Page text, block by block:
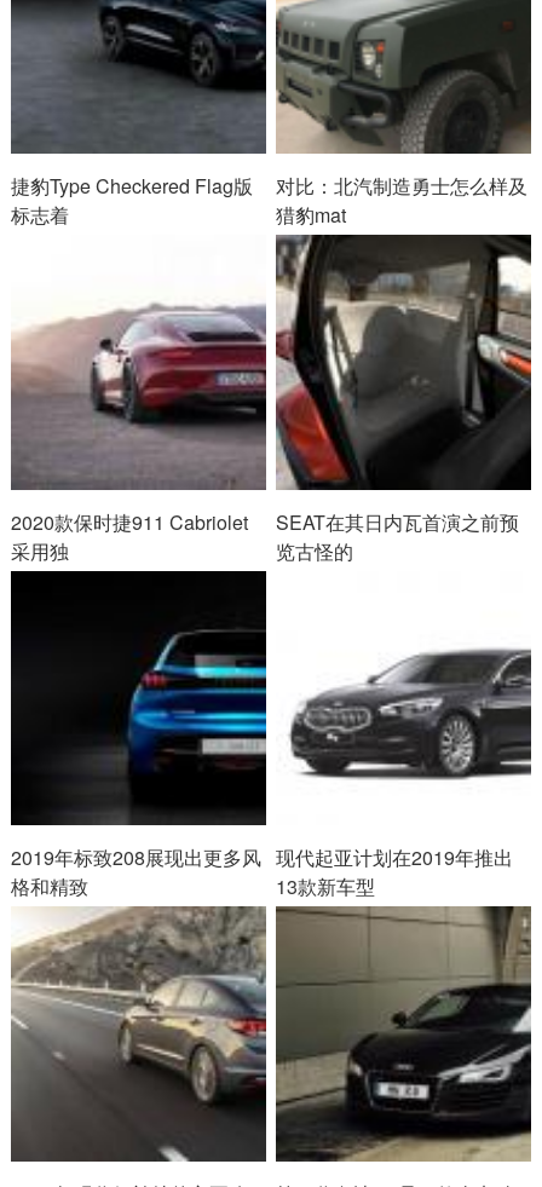
捷豹Type Checkered Flag版
标志着
对比：北汽制造勇士怎么样及
猎豹mat
2020款保时捷911 Cabriolet
采用独
SEAT在其日内瓦首演之前预
览古怪的
2019年标致208展现出更多风
格和精致
现代起亚计划在2019年推出
13款新车型